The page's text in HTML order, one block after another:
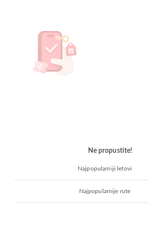
Ne propustite!
Najpopularniji letovi
Najpopularnije rute